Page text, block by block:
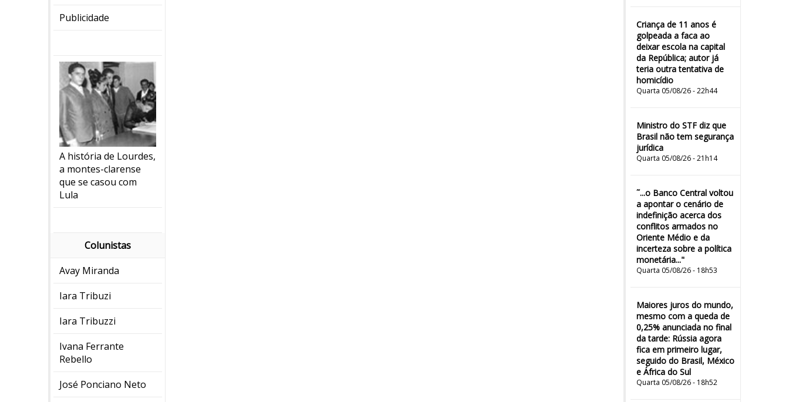
Publicidade
A história de Lourdes,
a montes-clarense
que se casou com
Lula
Colunistas
Avay Miranda
Iara Tribuzi
Iara Tribuzzi
Ivana Ferrante
Rebello
José Ponciano Neto
Criança de 11 anos é
golpeada a faca ao
deixar escola na capital
da República; autor já
teria outra tentativa de
homicídio
Quarta 05/08/26 - 22h44
Ministro do STF diz que
Brasil não tem segurança
jurídica
Quarta 05/08/26 - 21h14
˜...o Banco Central voltou
a apontar o cenário de
indefinição acerca dos
conflitos armados no
Oriente Médio e da
incerteza sobre a política
monetária..."
Quarta 05/08/26 - 18h53
Maiores juros do mundo,
mesmo com a queda de
0,25% anunciada no final
da tarde: Rússia agora
fica em primeiro lugar,
seguido do Brasil, México
e África do Sul
Quarta 05/08/26 - 18h52